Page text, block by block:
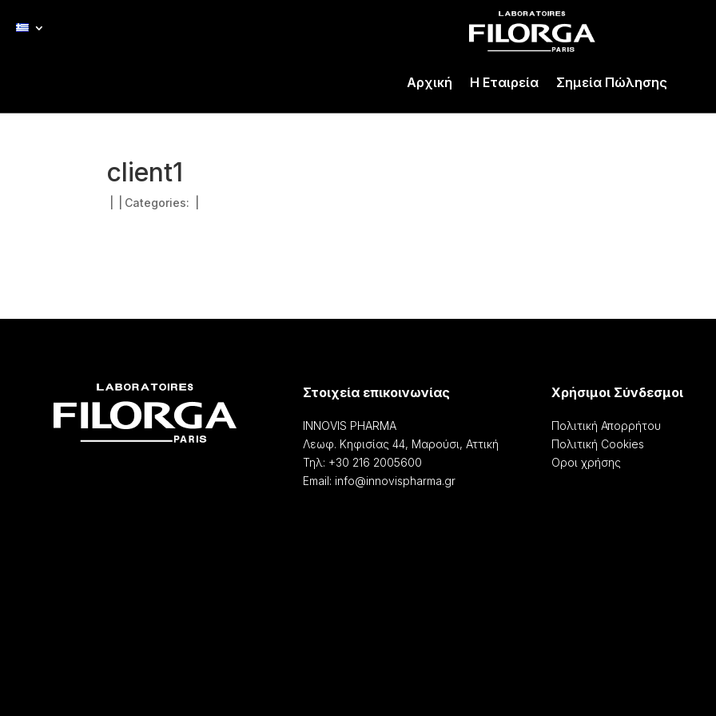
Αρχική Η Εταιρεία Σημεία Πώλησης
client1
Categories:
Στοιχεία επικοινωνίας
INNOVIS PHARMA
Λεωφ. Κηφισίας 44, Μαρούσι, Αττική
Τηλ: +30 216 2005600
Email: info@innovispharma.gr
Χρήσιμοι Σύνδεσμοι
Πολιτική Απορρήτου
Πολιτική Cookies
Οροι χρήσης